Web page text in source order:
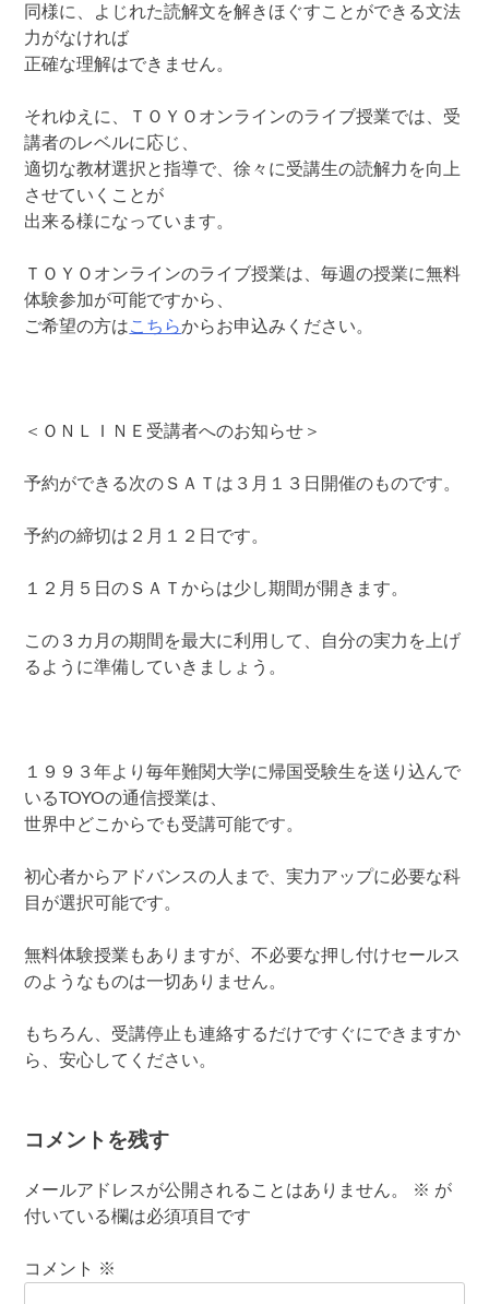
同様に、よじれた読解文を解きほぐすことができる文法
力がなければ
正確な理解はできません。
それゆえに、ＴＯＹＯオンラインのライブ授業では、受
講者のレベルに応じ、
適切な教材選択と指導で、徐々に受講生の読解力を向上
させていくことが
出来る様になっています。
ＴＯＹＯオンラインのライブ授業は、毎週の授業に無料
体験参加が可能ですから、
ご希望の方はこちらからお申込みください。
＜ＯＮＬＩＮＥ受講者へのお知らせ＞
予約ができる次のＳＡＴは３月１３日開催のものです。
予約の締切は２月１２日です。
１２月５日のＳＡＴからは少し期間が開きます。
この３カ月の期間を最大に利用して、自分の実力を上げ
るように準備していきましょう。
１９９３年より毎年難関大学に帰国受験生を送り込んで
いるTOYOの通信授業は、
世界中どこからでも受講可能です。
初心者からアドバンスの人まで、実力アップに必要な科
目が選択可能です。
無料体験授業もありますが、不必要な押し付けセールス
のようなものは一切ありません。
もちろん、受講停止も連絡するだけですぐにできますか
ら、安心してください。
コメントを残す
メールアドレスが公開されることはありません。 ※ が
付いている欄は必須項目です
コメント ※